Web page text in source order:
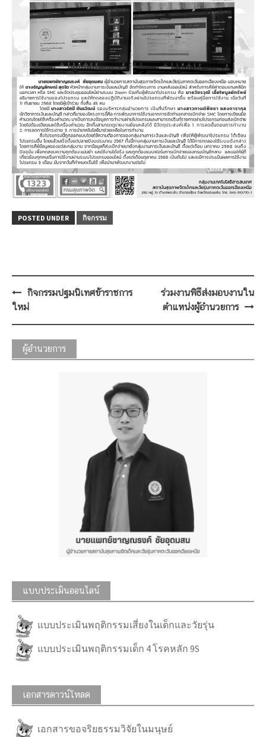
POSTED UNDER กิจกรรม
Post
navigation
กิจกรรมปฐมนิเทศข้าราชการ
ใหม่
ร่วมงานพิธีส่งมอบงานใน
ตำแหน่งผู้อำนวยการ
ผู้อำนวยการ
แบบประเมินออนไลน์
แบบประเมินพฤติกรรมเสี่ยงในเด็กและวัยรุ่น
แบบประเมินพฤติกรรมเด็ก 4 โรคหลัก 9S
เอกสารดาวน์โหลด
เอกสารขอจริยธรรมวิจัยในมนุษย์